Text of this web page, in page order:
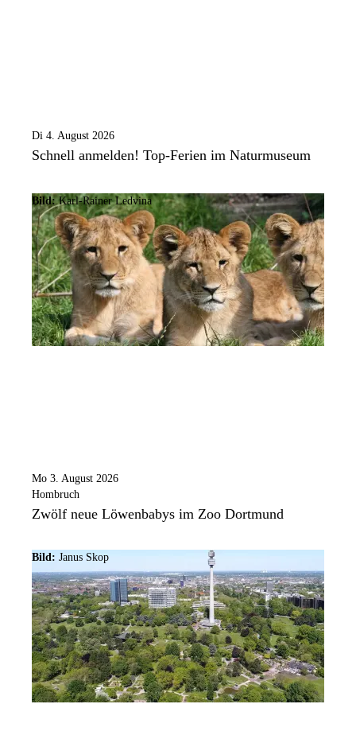
Di 4. August 2026
Schnell anmelden! Top-Ferien im Naturmuseum
Bild: Karl-Rainer Ledvina
Mo 3. August 2026
Hombruch
Zwölf neue Löwenbabys im Zoo Dortmund
Bild: Janus Skop